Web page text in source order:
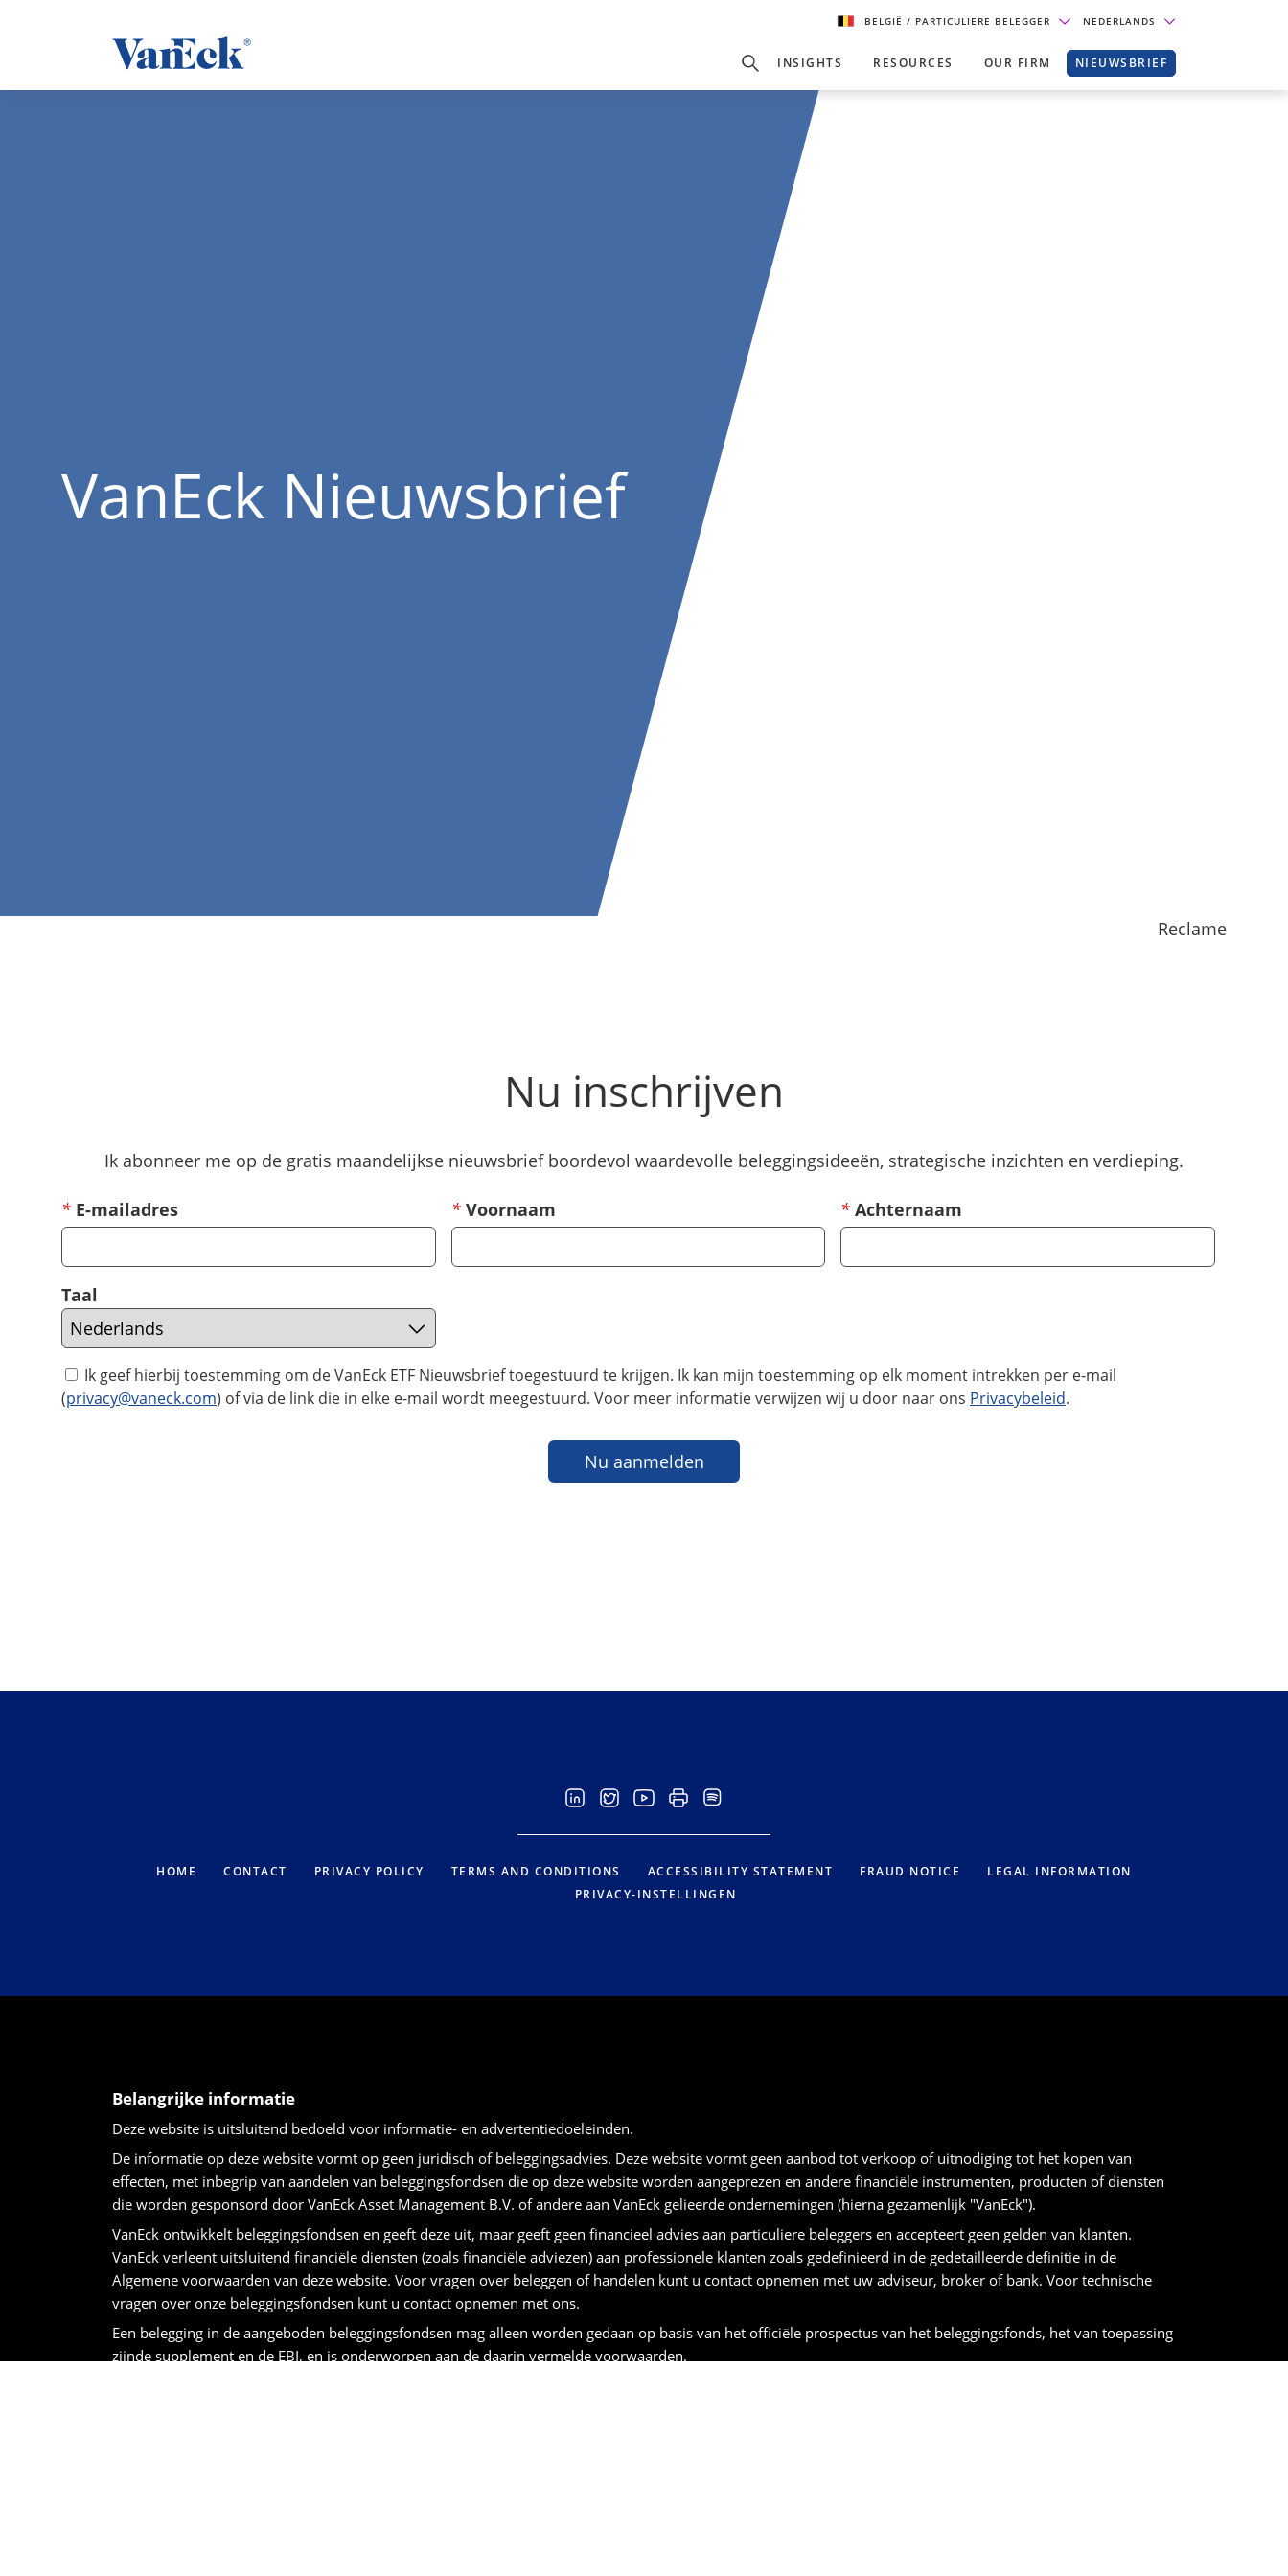
BELGIË/ PARTICULIERE BELEGGER NEDERLANDS
INSIGHTS RESOURCES OUR FIRM NIEUWSBRIEF
VanEck Nieuwsbrief
Reclame
Nu inschrijven
Ik abonneer me op de gratis maandelijkse nieuwsbrief boordevol waardevolle beleggingsideeën, strategische inzichten en verdieping.
* E-mailadres * Voornaam * Achternaam
Taal
Ik geef hierbij toestemming om de VanEck ETF Nieuwsbrief toegestuurd te krijgen. Ik kan mijn toestemming op elk moment intrekken per e-mail
(privacy@vaneck.com) of via de link die in elke e-mail wordt meegestuurd. Voor meer informatie verwijzen wij u door naar ons Privacybeleid.
Nu aanmelden
HOME CONTACT PRIVACY POLICY TERMS AND CONDITIONS ACCESSIBILITY STATEMENT FRAUD NOTICE
LEGAL INFORMATION
PRIVACY-INSTELLINGEN
Belangrijke informatie
Deze website is uitsluitend bedoeld voor informatie- en advertentiedoeleinden.
De informatie op deze website vormt op geen juridisch of beleggingsadvies. Deze website vormt geen aanbod tot verkoop of uitnodiging tot het kopen van
effecten, met inbegrip van aandelen van beleggingsfondsen die op deze website worden aangeprezen en andere financiële instrumenten, producten of diensten
die worden gesponsord door VanEck Asset Management B.V. of andere aan VanEck gelieerde ondernemingen (hierna gezamenlijk "VanEck").
VanEck ontwikkelt beleggingsfondsen en geeft deze uit, maar geeft geen financieel advies aan particuliere beleggers en accepteert geen gelden van klanten.
VanEck verleent uitsluitend financiële diensten (zoals financiële adviezen) aan professionele klanten zoals gedefinieerd in de gedetailleerde definitie in de
Algemene voorwaarden van deze website. Voor vragen over beleggen of handelen kunt u contact opnemen met uw adviseur, broker of bank. Voor technische
vragen over onze beleggingsfondsen kunt u contact opnemen met ons.
Een belegging in de aangeboden beleggingsfondsen mag alleen worden gedaan op basis van het officiële prospectus van het beleggingsfonds, het van toepassing
zijnde supplement en de EBI, en is onderworpen aan de daarin vermelde voorwaarden.